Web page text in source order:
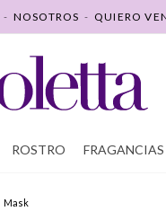
- NOSOTROS - QUIERO
ROSTRO FRAGANCIAS
Mask